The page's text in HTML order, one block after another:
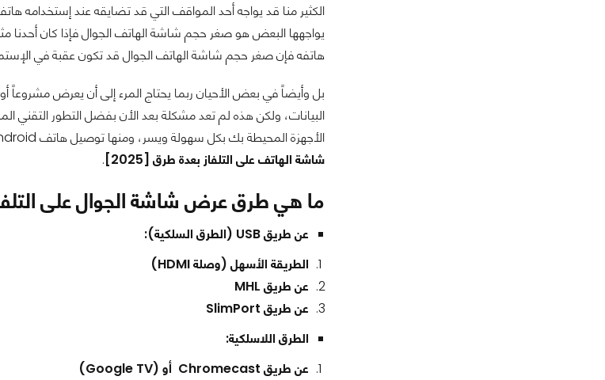
الكثير منا قد يواجه أحد المواقف التي قد تضايقه عند إستخدامه
يواجهها البعض هو صغر حجم شاشة الهاتف الجوال فإذا كان أحدنا
هاتفه فإن صغر حجم شاشة الهاتف الجوال قد تكون عقبة في
بل وأيضاً في بعض الأحيان ربما يحتاج المرء إلى أن يعرض مشروعاً
البيانات، ولكن هذه لم تعد مشكلة بعد الأن بفضل التطور التقني
الأجهزة المحيطة بك بكل سهولة ويسر، ومنها توصيل هاتف Android الخاص بك علي جهاز التلفاز الخاص بك بكل سهولة... دعونا نتعرف على
شاشة الهاتف على التلفاز بعدة طرق [2025]
.
ما هي طرق عرض شاشة الجوال على
عن طريق USB (الطرق السلكية):
الطريقة الأسهل (وصلة HDMI)
عن طريق MHL
عن طريق SlimPort
الطرق اللاسلكية:
عن طريق Chromecast أو (Google TV)